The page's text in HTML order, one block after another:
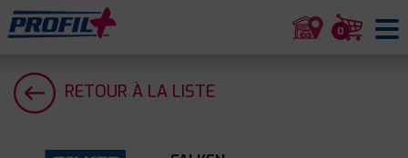
0
RETOUR À LA LISTE